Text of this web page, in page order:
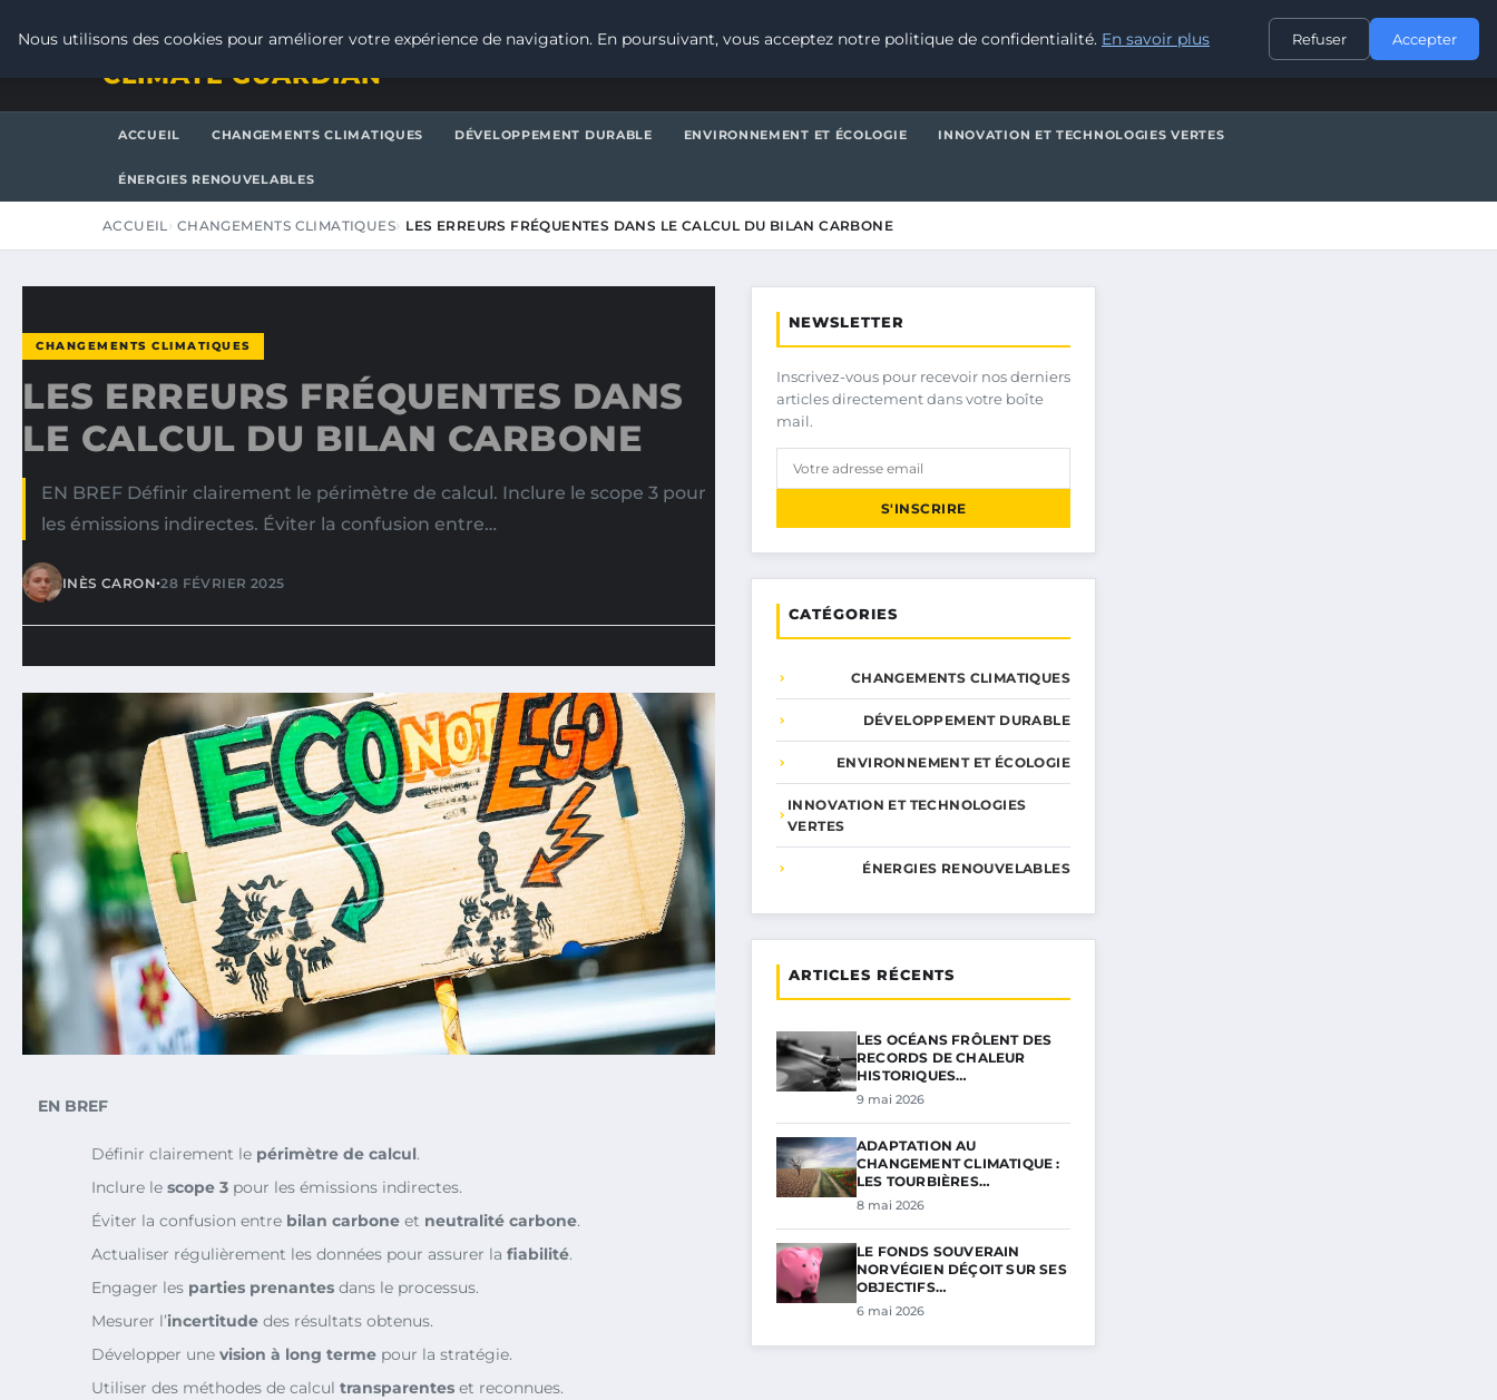
CONTACT
CLIMATE GUARDIAN
ACCUEIL CHANGEMENTS CLIMATIQUES DÉVELOPPEMENT DURABLE ENVIRONNEMENT ET ÉCOLOGIE INNOVATION ET TECHNOLOGIES VERTES
ÉNERGIES RENOUVELABLES
ACCUEIL CHANGEMENTS CLIMATIQUES LES ERREURS FRÉQUENTES DANS LE CALCUL DU BILAN CARBONE
CHANGEMENTS CLIMATIQUES
LES ERREURS FRÉQUENTES DANS
LE CALCUL DU BILAN CARBONE
EN BREF Définir clairement le périmètre de calcul. Inclure le scope 3 pour
les émissions indirectes. Éviter la confusion entre…
INÈS CARON•28 FÉVRIER 2025
EN BREF
Définir clairement le périmètre de calcul.
Inclure le scope 3 pour les émissions indirectes.
Éviter la confusion entre bilan carbone et neutralité carbone.
Actualiser régulièrement les données pour assurer la fiabilité.
Engager les parties prenantes dans le processus.
Mesurer l’incertitude des résultats obtenus.
Développer une vision à long terme pour la stratégie.
Utiliser des méthodes de calcul transparentes et reconnues.
NEWSLETTER
Inscrivez-vous pour recevoir nos derniers
articles directement dans votre boîte
mail.
S'INSCRIRE
CATÉGORIES
CHANGEMENTS CLIMATIQUES
DÉVELOPPEMENT DURABLE
ENVIRONNEMENT ET ÉCOLOGIE
INNOVATION ET TECHNOLOGIES
VERTES
ÉNERGIES RENOUVELABLES
ARTICLES RÉCENTS
LES OCÉANS FRÔLENT DES
RECORDS DE CHALEUR
HISTORIQUES…
9 mai 2026
ADAPTATION AU
CHANGEMENT CLIMATIQUE :
LES TOURBIÈRES…
8 mai 2026
LE FONDS SOUVERAIN
NORVÉGIEN DÉÇOIT SUR SES
OBJECTIFS…
6 mai 2026
Nous utilisons des cookies pour améliorer votre expérience de navigation. En poursuivant, vous acceptez notre politique de confidentialité. En savoir plus Refuser Accepter